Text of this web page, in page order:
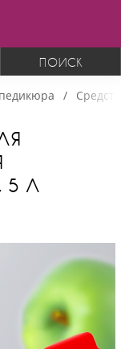
ПОИСК
5 Л